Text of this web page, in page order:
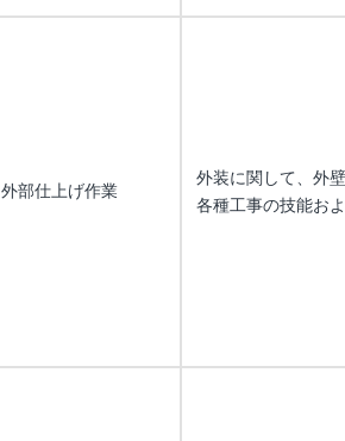
外部仕上げ作業
外装に関して、外
各種工事の技能お